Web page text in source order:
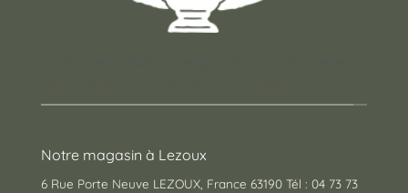
Notre magasin à Lezoux
6 Rue Porte Neuve LEZOUX, France 63190 Tél : 04 73 73